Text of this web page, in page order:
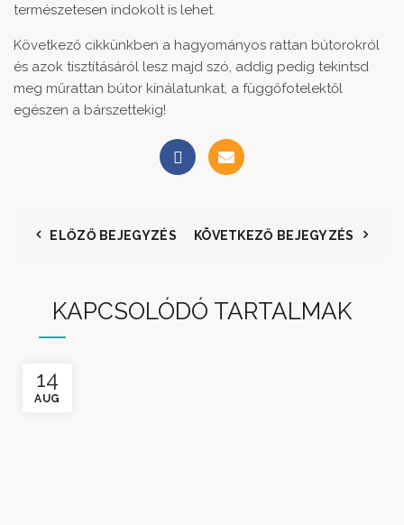
természetesen indokolt is lehet.
Következő cikkünkben a hagyományos rattan bútorokról
és azok tisztításáról lesz majd szó, addig pedig tekintsd
meg műrattan bútor kínálatunkat, a függőfotelektől
egészen a bárszettekig!
ELŐZŐ BEJEGYZÉS KÖVETKEZŐ BEJEGYZÉS
KAPCSOLÓDÓ TARTALMAK
14
AUG